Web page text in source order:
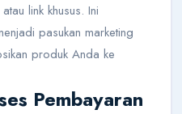
link khusus. Ini
pasukan marketing
produk Anda ke
Pembayaran